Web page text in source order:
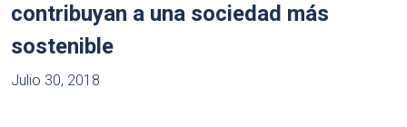
contribuyan a una sociedad más
sostenible
Julio 30, 2018